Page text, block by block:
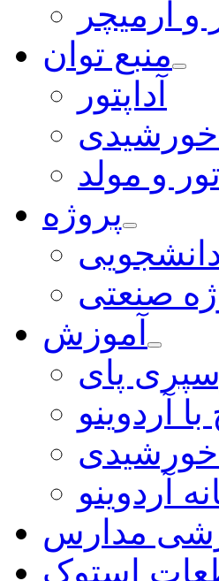
و آرمیچر
منبع توان
آداپتور
و مولد
پروژه
صنعتی
آموزش
آردوینو
مدارس
استوک